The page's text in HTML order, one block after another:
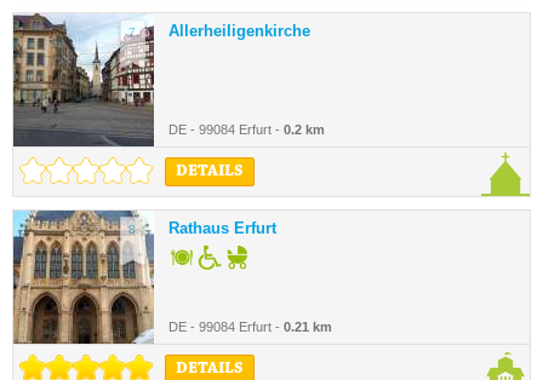
7. Allerheiligenkirche
DE - 99084 Erfurt - 0.2 km
DETAILS
8. Rathaus Erfurt
DE - 99084 Erfurt - 0.21 km
DETAILS